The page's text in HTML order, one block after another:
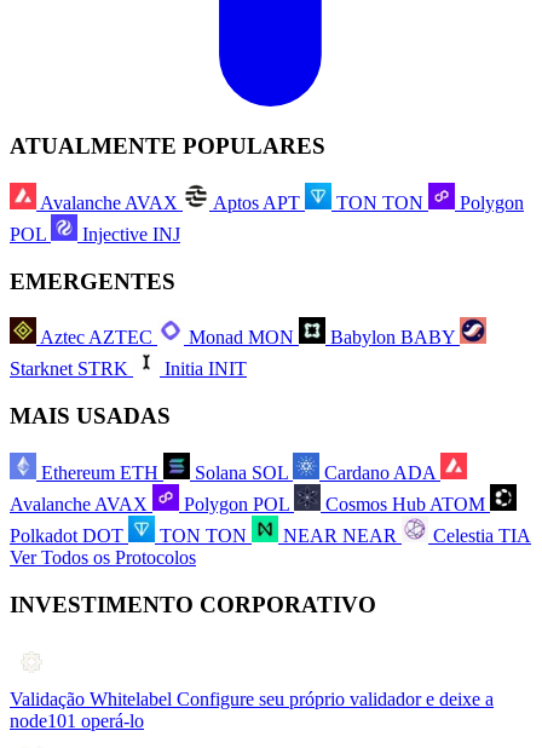
ATUALMENTE POPULARES
Avalanche AVAX Aptos APT TON TON
Polygon
POL
Injective INJ
EMERGENTES
AztecAZTEC Monad MON Babylon BABY
Starknet STRK Initia INIT
MAIS USADAS
Ethereum ETH Solana SOL Cardano ADA
Avalanche AVAX Polygon POL Cosmos Hub ATOM
Polkadot DOT TON TON NEAR NEAR Celestia TIA
Ver Todos os Protocolos
INVESTIMENTO CORPORATIVO
Validação Whitelabel Configure seu próprio validador e deixe a
node101 operá-lo